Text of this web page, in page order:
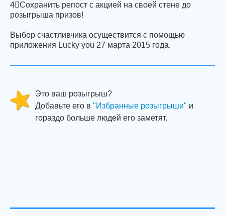
4⃣Cохранить репост с акцией на своей стене до
розыгрыша призов!
Выбор счастливчика осуществится с помощью
приложения Lucky you 27 марта 2015 года.
Это ваш розыгрыш?
Добавьте его в "Избранные розыгрыши" и
гораздо больше людей его заметят.